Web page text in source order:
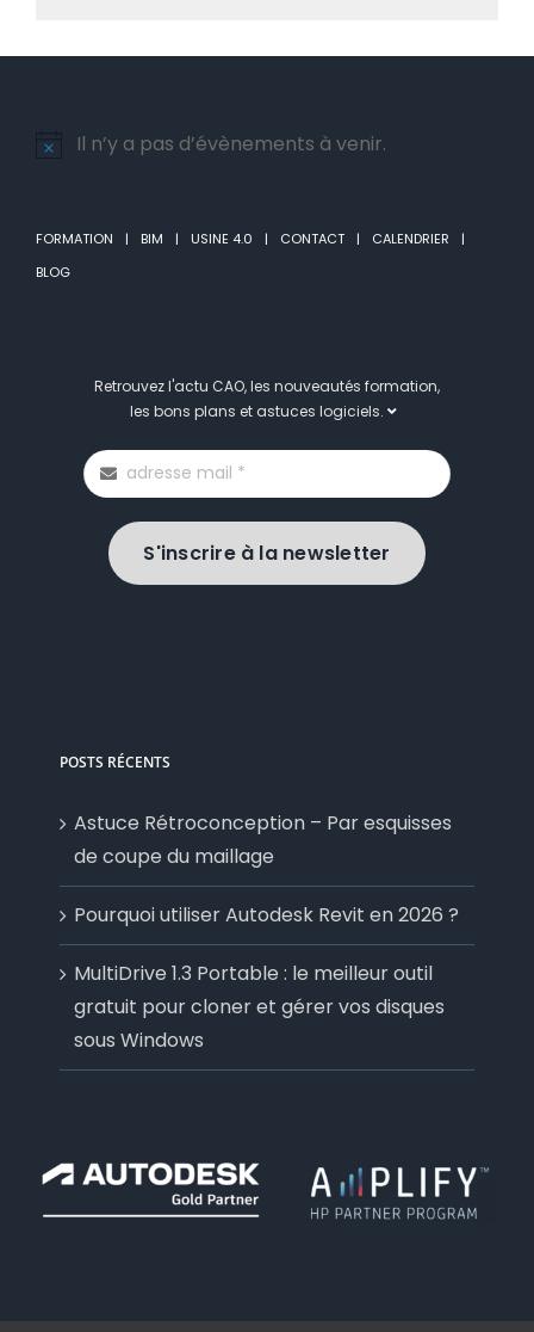
Notice
Il n’y a pas d’évènements à venir.
FORMATION BIM USINE 4.0 CONTACT
CALENDRIER
BLOG
Retrouvez l'actu CAO, les nouveautés formation,
les bons plans et astuces logiciels.
S'inscrire à la newsletter
POSTS RÉCENTS
Astuce Rétroconception – Par esquisses
de coupe du maillage
Pourquoi utiliser Autodesk Revit en 2026 ?
MultiDrive 1.3 Portable : le meilleur outil
gratuit pour cloner et gérer vos disques
sous Windows